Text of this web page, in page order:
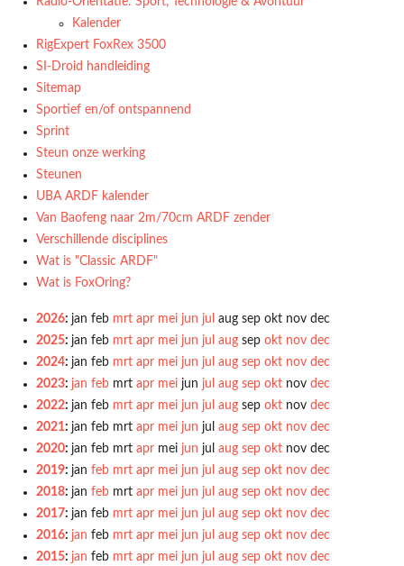
Kalender
RigExpert FoxRex 3500
SI-Droid handleiding
Sitemap
Sportief en/of ontspannend
Sprint
Steun onze werking
Steunen
UBA ARDF kalender
Van Baofeng naar 2m/70cm ARDF zender
Verschillende disciplines
Wat is "Classic ARDF"
Wat is FoxOring?
2026: jan feb mrt apr mei jun jul aug sep okt nov dec
2025: jan feb mrt apr mei jun jul aug sep okt nov dec
2024: jan feb mrt apr mei jun jul aug sep okt nov dec
2023: jan feb mrt apr mei jun jul aug sep okt nov dec
2022: jan feb mrt apr mei jun jul aug sep okt nov dec
2021: jan feb mrt apr mei jun jul aug sep okt nov dec
2020: jan feb mrt apr mei jun jul aug sep okt nov dec
2019: jan feb mrt apr mei jun jul aug sep okt nov dec
2018: jan feb mrt apr mei jun jul aug sep okt nov dec
2017: jan feb mrt apr mei jun jul aug sep okt nov dec
2016: jan feb mrt apr mei jun jul aug sep okt nov dec
2015: jan feb mrt apr mei jun jul aug sep okt nov dec